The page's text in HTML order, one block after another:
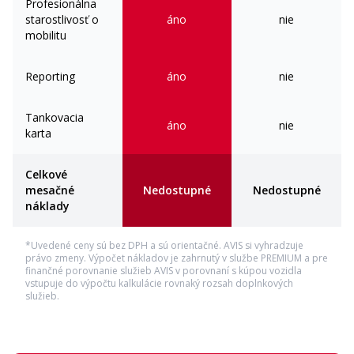
12V zásuvka
priestoru
Asistent rozjazdu do kopca
Discover Media navigačný
systém
Profesionálna
starostlivosť o
mobilitu
áno nie
Reporting áno nie
Tankovacia
karta
áno nie
Celkové
mesačné
náklady
Nedostupné Nedostupné
*Uvedené ceny sú bez DPH a sú orientačné. AVIS si vyhradzuje
právo zmeny. Výpočet nákladov je zahrnutý v službe PREMIUM a pre
finančné porovnanie služieb AVIS v porovnaní s kúpou vozidla
vstupuje do výpočtu kalkulácie rovnaký rozsah doplnkových
služieb.